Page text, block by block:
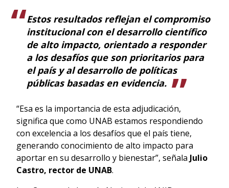
Estos resultados reflejan el compromiso
institucional con el desarrollo científico
de alto impacto, orientado a responder
a los desafíos que son prioritarios para
el país y al desarrollo de políticas
públicas basadas en evidencia.
“Esa es la importancia de esta adjudicación,
significa que como UNAB estamos respondiendo
con excelencia a los desafíos que el país tiene,
generando conocimiento de alto impacto para
aportar en su desarrollo y bienestar”, señala Julio
Castro, rector de UNAB.